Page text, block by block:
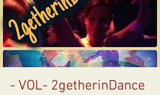
- VOL- 2getherinDance